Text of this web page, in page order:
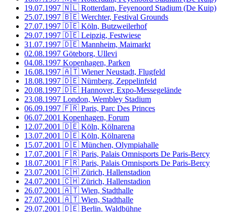
19.07.1997 🇳🇱 Rotterdam, Feyenoord Stadium (De Kuip)
25.07.1997 🇧🇪 Werchter, Festival Grounds
27.07.1997 🇩🇪 Köln, Butzweilerhof
29.07.1997 🇩🇪 Leipzig, Festwiese
31.07.1997 🇩🇪 Mannheim, Maimarkt
02.08.1997 Göteborg, Ullevi
04.08.1997 Kopenhagen, Parken
16.08.1997 🇦🇹 Wiener Neustadt, Flugfeld
18.08.1997 🇩🇪 Nürnberg, Zeppelinfeld
20.08.1997 🇩🇪 Hannover, Expo-Messegelände
23.08.1997 London, Wembley Stadium
06.09.1997 🇫🇷 Paris, Parc Des Princes
06.07.2001 Kopenhagen, Forum
12.07.2001 🇩🇪 Köln, Kölnarena
13.07.2001 🇩🇪 Köln, Kölnarena
15.07.2001 🇩🇪 München, Olympiahalle
17.07.2001 🇫🇷 Paris, Palais Omnisports De Paris-Bercy
18.07.2001 🇫🇷 Paris, Palais Omnisports De Paris-Bercy
23.07.2001 🇨🇭 Zürich, Hallenstadion
24.07.2001 🇨🇭 Zürich, Hallenstadion
26.07.2001 🇦🇹 Wien, Stadthalle
27.07.2001 🇦🇹 Wien, Stadthalle
29.07.2001 🇩🇪 Berlin, Waldbühne